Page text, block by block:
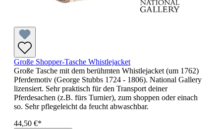
Große Shopper-Tasche Whistlejacket
Große Tasche mit dem berühmten Whistlejacket (um 1762)
Pferdemotiv (George Stubbs 1724 - 1806). National Gallery
lizensiert. Sehr praktisch für den Transport deiner
Pferdesachen (z.B. fürs Turnier), zum shoppen oder einach
so. Sehr pflegeleicht da feucht abwaschbar.
44,50 €*